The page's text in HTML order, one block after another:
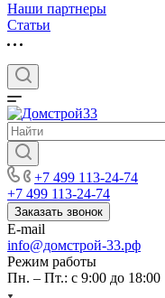
Наши партнеры
Статьи
+7 499 113-24-74
+7 499 113-24-74
Заказать звонок
E-mail
info@домстрой-33.рф
Режим работы
Пн. – Пт.: с 9:00 до 18:00